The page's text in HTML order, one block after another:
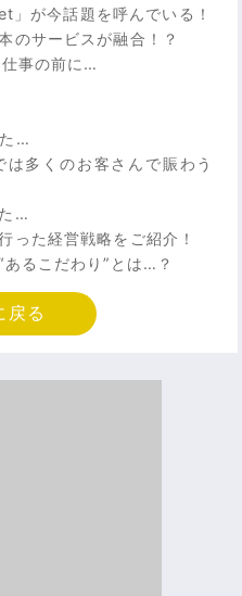
が今話題を呼んでいる！
のサービスが融合！？
事の前に…
…
多くのお客さんで賑わう
…
った経営戦略をご紹介！
るこだわり”とは…？
戻る